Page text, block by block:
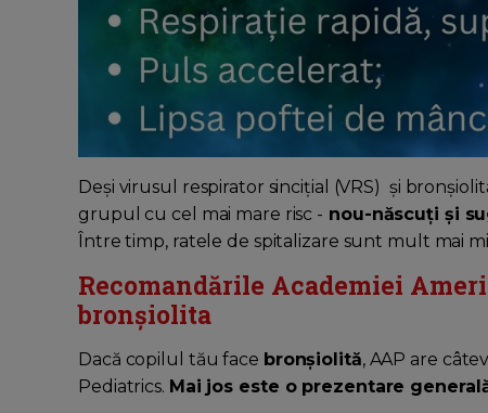
Deși virusul respirator sincițial (VRS) și
grupul cu cel mai mare risc - nou-născuți și
Între timp, ratele de spitalizare sunt mult mai
Recomandările Academiei
bronșiolita
Dacă copilul tău face bronșiolită, AAP are
Pediatrics. Mai jos este o prezentare